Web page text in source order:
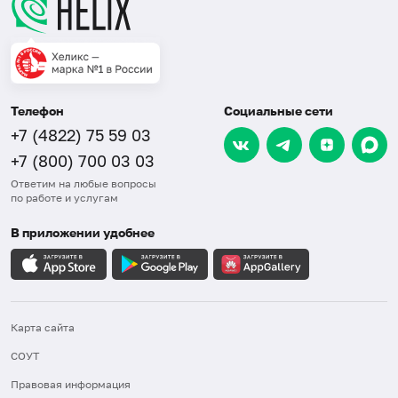
Телефон
+7 (4822) 75 59 03
+7 (800) 700 03 03
Ответим на любые вопросы
по работе и услугам
Социальные сети
В приложении удобнее
Карта сайта
СОУТ
Правовая информация